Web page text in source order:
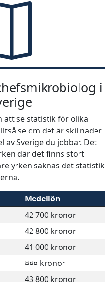
i
att se statistik för olika
se om det är skillnader
av Sverige du jobbar. Det
där det finns stort
yrken saknas det statistik
Medellön
42 700 kronor
42 800 kronor
41 000 kronor
¤¤¤ kronor
43 800 kronor